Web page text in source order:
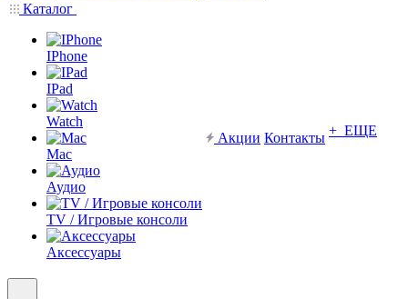
Каталог
IPhone
IPad
Watch
Mac
Аудио
TV / Игровые консоли
Аксессуары
Акции Контакты + ЕЩЕ